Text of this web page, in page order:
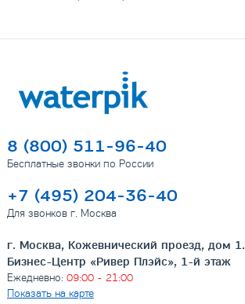
8 (800) 511-96-40
Бесплатные звонки по России
+7 (495) 204-36-40
Для звонков г. Москва
г. Москва, Кожевнический проезд, дом 1.
Бизнес-Центр «Ривер Плэйс», 1-й этаж
Ежедневно: 09:00 - 21:00
Показать на карте